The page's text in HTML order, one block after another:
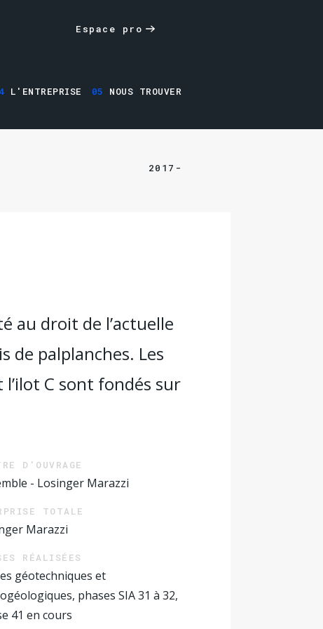
Espace pro
L'ENTREPRISE 05 NOUS TROUVER
2017-
au droit de l’actuelle
de palplanches. Les
C sont fondés sur
D'OUVRAGE
- Losinger Marazzi
TOTALE
Marazzi
RÉALISÉES
géotechniques et
phases SIA 31 à 32,
41 en cours